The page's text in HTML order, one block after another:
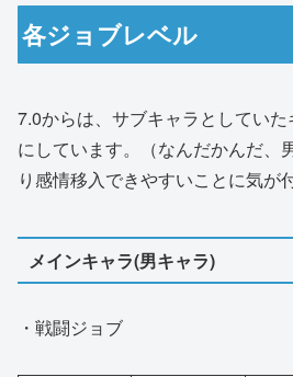
各ジョブレベル
7.0からは、サブキャラとしてい
にしています。（なんだかんだ、
り感情移入できやすいことに気が
メインキャラ(男キャラ)
・戦闘ジョブ